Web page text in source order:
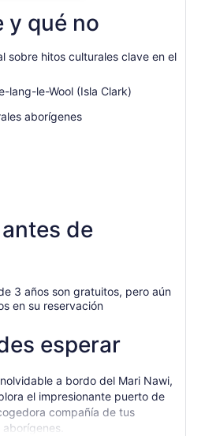
y qué no
sobre hitos culturales clave en el
lang-le-Wool (Isla Clark)
aborígenes
de
3 años son gratuitos, pero aún
en su reservación
esperar
a bordo del Mari Nawi,
el impresionante puerto de
compañía de tus